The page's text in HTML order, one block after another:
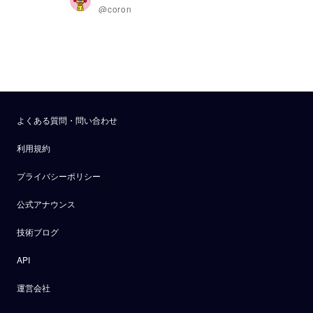
@coron
よくある質問・問い合わせ
利用規約
プライバシーポリシー
公式アナウンス
技術ブログ
API
運営会社